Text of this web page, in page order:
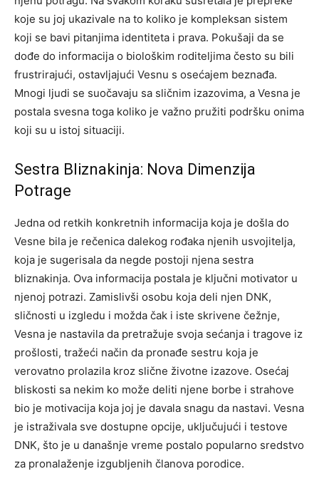
koje su joj ukazivale na to koliko je kompleksan sistem
koji se bavi pitanjima identiteta i prava. Pokušaji da se
dođe do informacija o biološkim roditeljima često su bili
frustrirajući, ostavljajući Vesnu s osećajem beznađa.
Mnogi ljudi se suočavaju sa sličnim izazovima, a Vesna je
postala svesna toga koliko je važno pružiti podršku onima
koji su u istoj situaciji.
Sestra Bliznakinja: Nova Dimenzija
Potrage
Jedna od retkih konkretnih informacija koja je došla do
Vesne bila je rečenica dalekog rođaka njenih usvojitelja,
koja je sugerisala da negde postoji njena sestra
bliznakinja. Ova informacija postala je ključni motivator u
njenoj potrazi. Zamislivši osobu koja deli njen DNK,
sličnosti u izgledu i možda čak i iste skrivene čežnje,
Vesna je nastavila da pretražuje svoja sećanja i tragove iz
prošlosti, tražeći način da pronađe sestru koja je
verovatno prolazila kroz slične životne izazove. Osećaj
bliskosti sa nekim ko može deliti njene borbe i strahove
bio je motivacija koja joj je davala snagu da nastavi. Vesna
je istraživala sve dostupne opcije, uključujući i testove
DNK, što je u današnje vreme postalo popularno sredstvo
za pronalaženje izgubljenih članova porodice.